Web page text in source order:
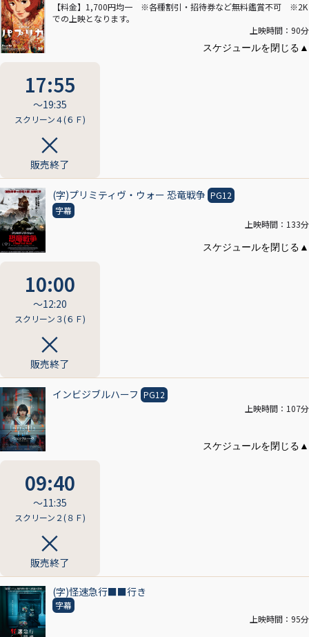
【料金】1,700円均一 ※各種割引・招待券など無料鑑賞不可 ※2K
での上映となります。
上映時間：90分
17:55
〜19:35
スクリーン４(６Ｆ)
販売終了
(字)プリミティヴ・ウォー 恐竜戦争 PG12
字幕
上映時間：133分
10:00
〜12:20
スクリーン３(６Ｆ)
販売終了
インビジブルハーフ PG12
上映時間：107分
09:40
〜11:35
スクリーン２(８Ｆ)
販売終了
(字)怪速急行■■行き
字幕
上映時間：95分